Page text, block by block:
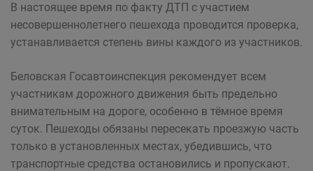
В настоящее время по факту ДТП с участием
несовершеннолетнего пешехода проводится проверка,
устанавливается степень вины каждого из участников.
Беловская Госавтоинспекция рекомендует всем
участникам дорожного движения быть предельно
внимательным на дороге, особенно в тёмное время
суток. Пешеходы обязаны пересекать проезжую часть
только в установленных местах, убедившись, что
транспортные средства остановились и пропускают.